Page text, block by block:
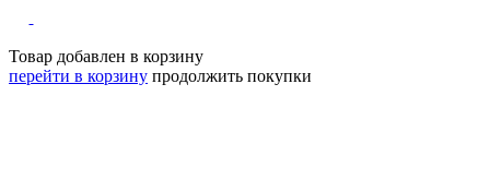
Товар добавлен в корзину
перейти в корзину продолжить покупки